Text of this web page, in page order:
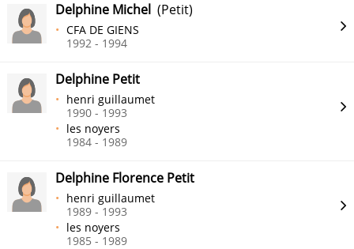
Delphine Michel (Petit)
CFA DE GIENS
1992 - 1994
Delphine Petit
henri guillaumet
1990 - 1993
les noyers
1984 - 1989
Delphine Florence Petit
henri guillaumet
1989 - 1993
les noyers
1985 - 1989